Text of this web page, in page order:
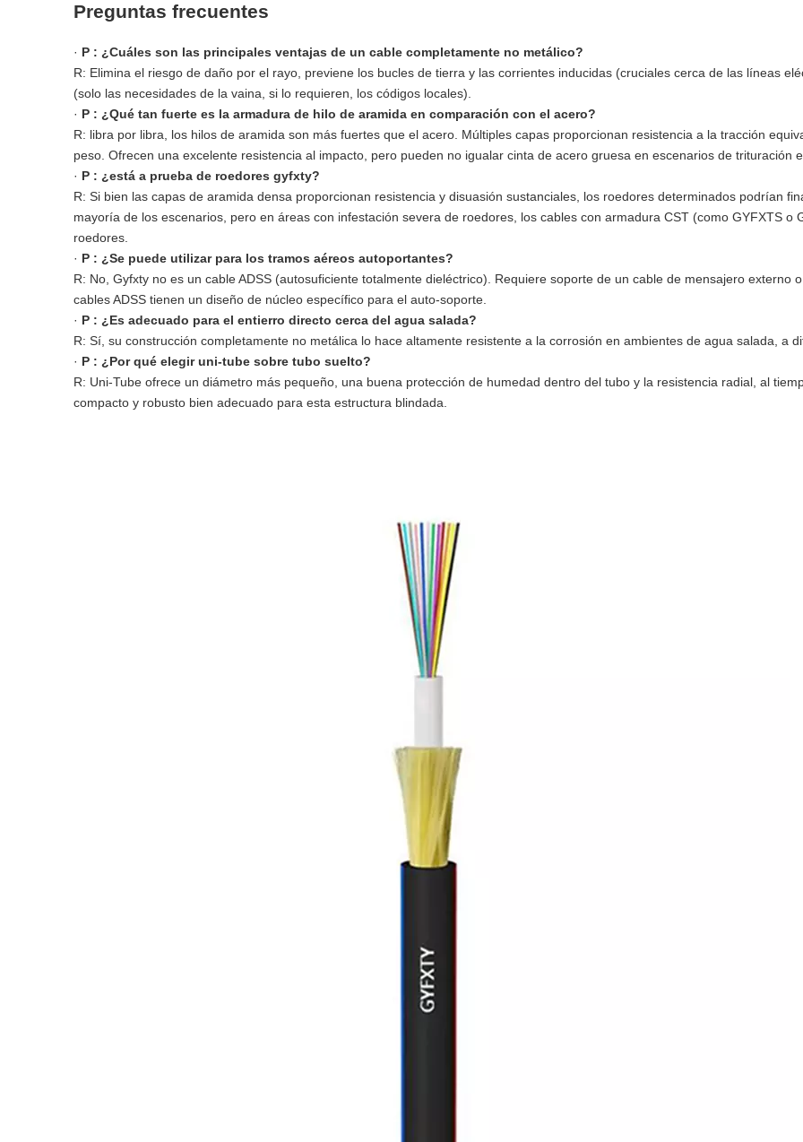
Preguntas frecuentes
· P : ¿Cuáles son las principales ventajas de un cable completamente no metálico?
R: Elimina el riesgo de daño por el rayo, previene los bucles de tierra y las corrientes inducidas (cruciales cerca de las líneas
(solo las necesidades de la vaina, si lo requieren, los códigos locales).
· P : ¿Qué tan fuerte es la armadura de hilo de aramida en comparación con el acero?
R: libra por libra, los hilos de aramida son más fuertes que el acero. Múltiples capas proporcionan resistencia a la tracción
peso. Ofrecen una excelente resistencia al impacto, pero pueden no igualar cinta de acero gruesa en escenarios de trituración
· P : ¿está a prueba de roedores gyfxty?
R: Si bien las capas de aramida densa proporcionan resistencia y disuasión sustanciales, los roedores determinados podrían
mayoría de los escenarios, pero en áreas con infestación severa de roedores, los cables con armadura CST (como GYFXTS
roedores.
· P : ¿Se puede utilizar para los tramos aéreos autoportantes?
R: No, Gyfxty no es un cable ADSS (autosuficiente totalmente dieléctrico). Requiere soporte de un cable de mensajero
cables ADSS tienen un diseño de núcleo específico para el auto-soporte.
· P : ¿Es adecuado para el entierro directo cerca del agua salada?
R: Sí, su construcción completamente no metálica lo hace altamente resistente a la corrosión en ambientes de agua salada, a
· P : ¿Por qué elegir uni-tube sobre tubo suelto?
R: Uni-Tube ofrece un diámetro más pequeño, una buena protección de humedad dentro del tubo y la resistencia radial, al
compacto y robusto bien adecuado para esta estructura blindada.